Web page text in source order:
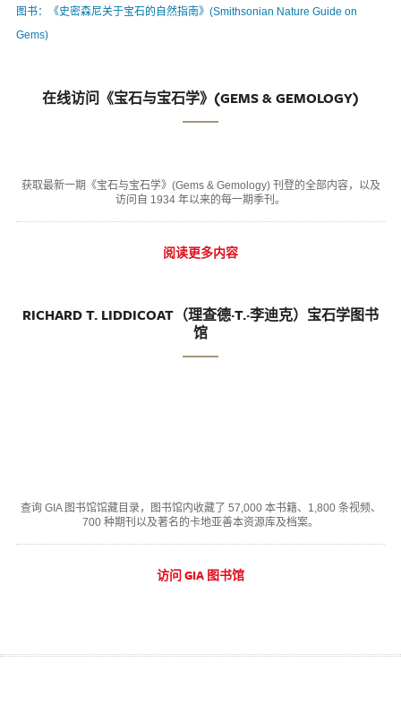
图书：《史密森尼关于宝石的自然指南》(Smithsonian Nature Guide on
Gems)
在线访问《宝石与宝石学》(GEMS & GEMOLOGY)
获取最新一期《宝石与宝石学》(Gems & Gemology) 刊登的全部内容，以及
访问自 1934 年以来的每一期季刊。
阅读更多内容
RICHARD T. LIDDICOAT（理查德·T.·李迪克）宝石学图书
馆
查询 GIA 图书馆馆藏目录，图书馆内收藏了 57,000 本书籍、1,800 条视频、
700 种期刊以及著名的卡地亚善本资源库及档案。
访问 GIA 图书馆